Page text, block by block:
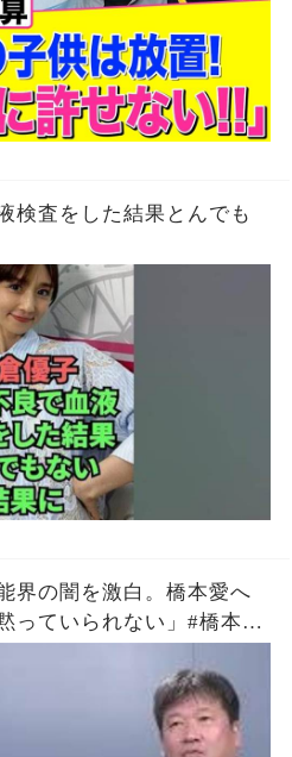
検査をした結果とんでも
界の闇を激白。橋本愛へ
っていられない」#橋本愛